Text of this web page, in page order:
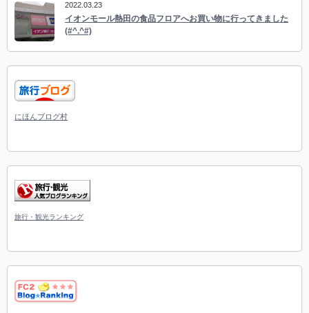
2022.03.23
イオンモール熱田の食品フロアへお買い物に行ってきました
(#^.^#)
にほんブログ村
旅行・観光ランキング